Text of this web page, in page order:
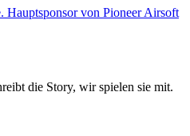
die Story, wir spielen sie mit.